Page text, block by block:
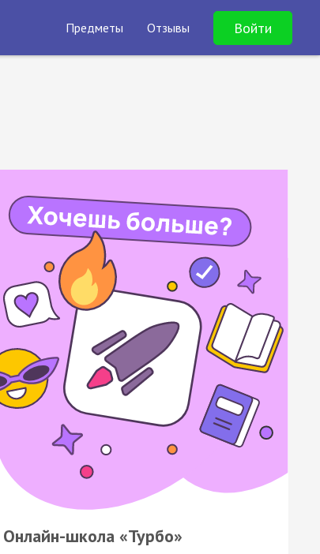
Предметы Отзывы Войти
Онлайн-школа «Турбо»